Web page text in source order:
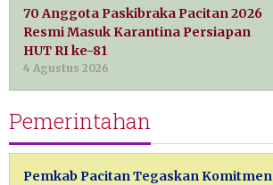
70 Anggota Paskibraka Pacitan 2026
Resmi Masuk Karantina Persiapan
HUT RI ke-81
4 Agustus 2026
Pemerintahan
Pemkab Pacitan Tegaskan Komitmen